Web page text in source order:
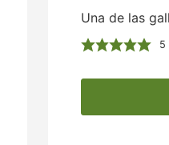
Una de las
5